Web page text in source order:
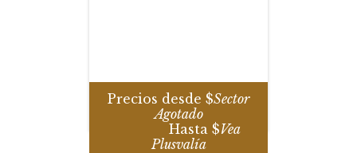
Precios desde $Sector
Agotado
Hasta $Vea
Plusvalía